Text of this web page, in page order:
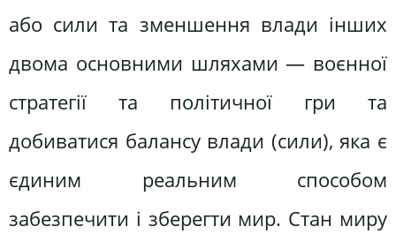
або сили та зменшення влади інших
двома основними шляхами — воєнної
стратегії та політичної гри та
добиватися балансу влади (сили), яка є
єдиним реальним способом
забезпечити і зберегти мир. Стан миру